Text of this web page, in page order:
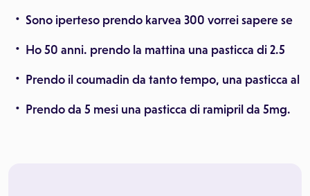
Sono iperteso prendo karvea 300 vorrei sapere se
Ho 50 anni. prendo la mattina una pasticca di 2.5
Prendo il coumadin da tanto tempo, una pasticca al
Prendo da 5 mesi una pasticca di ramipril da 5mg.